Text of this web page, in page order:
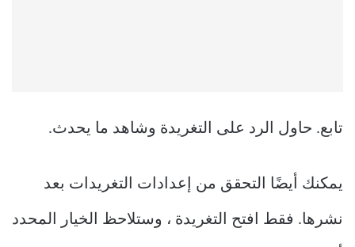
تابع. حاول الرد على التغريدة وشاهد ما يحدث.
يمكنك أيضًا التحقق من إعدادات التغريدات بعد
نشرها. فقط افتح التغريدة ، وستلاحظ الخيار المحدد